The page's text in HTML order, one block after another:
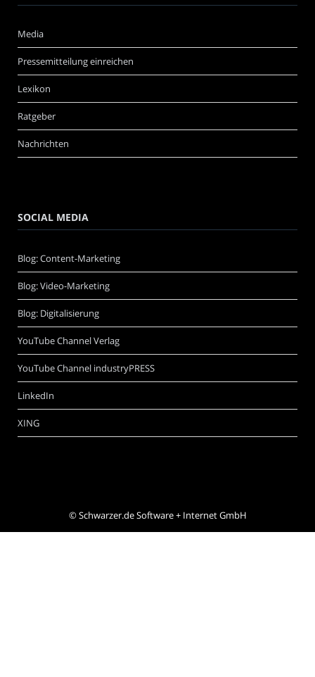
Media
Pressemitteilung einreichen
Lexikon
Ratgeber
Nachrichten
SOCIAL MEDIA
Blog: Content-Marketing
Blog: Video-Marketing
Blog: Digitalisierung
YouTube Channel Verlag
YouTube Channel industryPRESS
LinkedIn
XING
©Schwarzer.de Software + Internet GmbH